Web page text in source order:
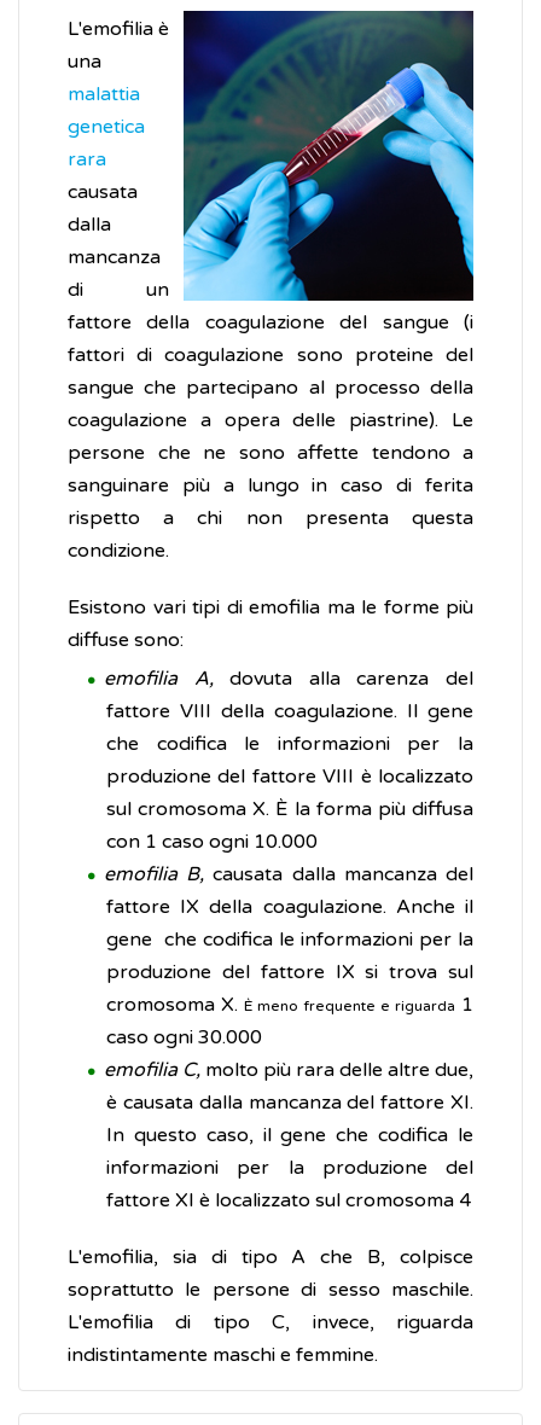
L'emofilia è
una
malattia
genetica
rara
causata
dalla
mancanza
di un
fattore della coagulazione del sangue (i
fattori di coagulazione sono proteine del
sangue che partecipano al processo della
coagulazione a opera delle piastrine). Le
persone che ne sono affette tendono a
sanguinare più a lungo in caso di ferita
rispetto a chi non presenta questa
condizione.
Esistono vari tipi di emofilia ma le forme più
diffuse sono:
emofilia A,dovuta alla carenza del
fattore VIII della coagulazione. Il gene
che codifica le informazioni per la
produzione del fattore VIII è localizzato
sul cromosoma X. È la forma più diffusa
con 1 caso ogni 10.000
emofilia B,causata dalla mancanza del
fattore IX della coagulazione. Anche il
gene che codifica le informazioni per la
produzione del fattore IX si trova sul
cromosoma X. È meno frequente e riguarda 1
caso ogni 30.000
emofilia C, molto più rara delle altre due,
è causata dalla mancanza del fattore XI.
In questo caso, il gene che codifica le
informazioni per la produzione del
fattore XI è localizzato sul cromosoma 4
L'emofilia, sia di tipo A che B, colpisce
soprattutto le persone di sesso maschile.
L'emofilia di tipo C, invece, riguarda
indistintamente maschi e femmine.